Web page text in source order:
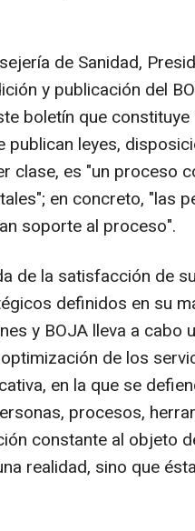
de Sanidad,
y publicación del
boletín que
publican leyes,
clase, es "un proceso
en concreto, "las
soporte al proceso".
de la satisfacción de
definidos en su
y BOJA lleva a cabo
de los
en la que se
procesos,
constante al objeto
realidad, sino que